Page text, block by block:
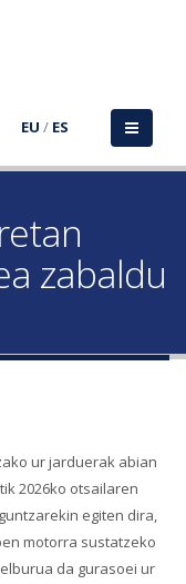
EU / ES
zabaldu
ur jarduerak abian
2026ko otsailaren
egiten dira,
motorra sustatzeko
da gurasoei ur